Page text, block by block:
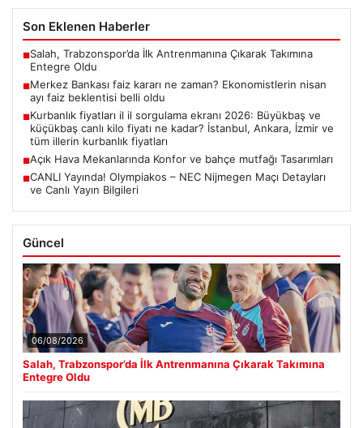
Son Eklenen Haberler
■Salah, Trabzonspor’da İlk Antrenmanına Çıkarak Takımına
Entegre Oldu
■Merkez Bankası faiz kararı ne zaman? Ekonomistlerin nisan
ayı faiz beklentisi belli oldu
■Kurbanlık fiyatları il il sorgulama ekranı 2026: Büyükbaş ve
küçükbaş canlı kilo fiyatı ne kadar? İstanbul, Ankara, İzmir ve
tüm illerin kurbanlık fiyatları
■Açık Hava Mekanlarında Konfor ve bahçe mutfağı Tasarımları
■CANLI Yayında! Olympiakos – NEC Nijmegen Maçı Detayları
ve Canlı Yayın Bilgileri
Güncel
06/08/2026
Salah, Trabzonspor’da İlk Antrenmanına Çıkarak Takımına
Entegre Oldu